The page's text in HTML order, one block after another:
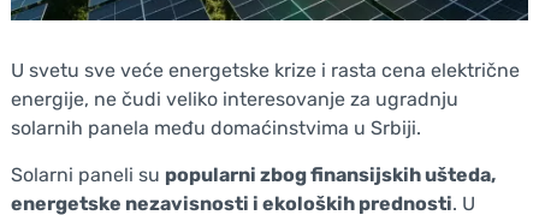
U svetu sve veće energetske krize i rasta cena električne
energije, ne čudi veliko interesovanje za ugradnju
solarnih panela među domaćinstvima u Srbiji.
Solarni paneli su popularni zbog finansijskih ušteda,
energetske nezavisnosti i ekoloških prednosti. U